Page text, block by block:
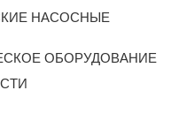
НАСОСНЫЕ
ОБОРУДОВАНИЕ